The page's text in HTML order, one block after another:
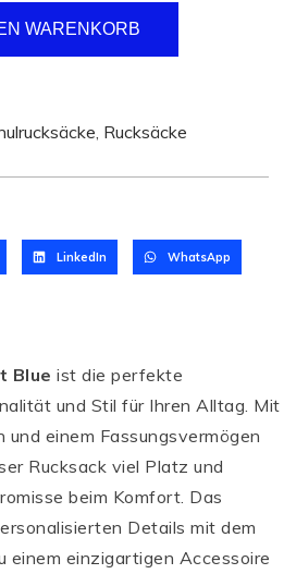
WARENKORB
, Rucksäcke
LinkedIn WhatsApp
Blue ist die perfekte
und Stil für Ihren Alltag. Mit
einem Fassungsvermögen
Rucksack viel Platz und
beim Komfort. Das
Details mit dem
einem einzigartigen Accessoire